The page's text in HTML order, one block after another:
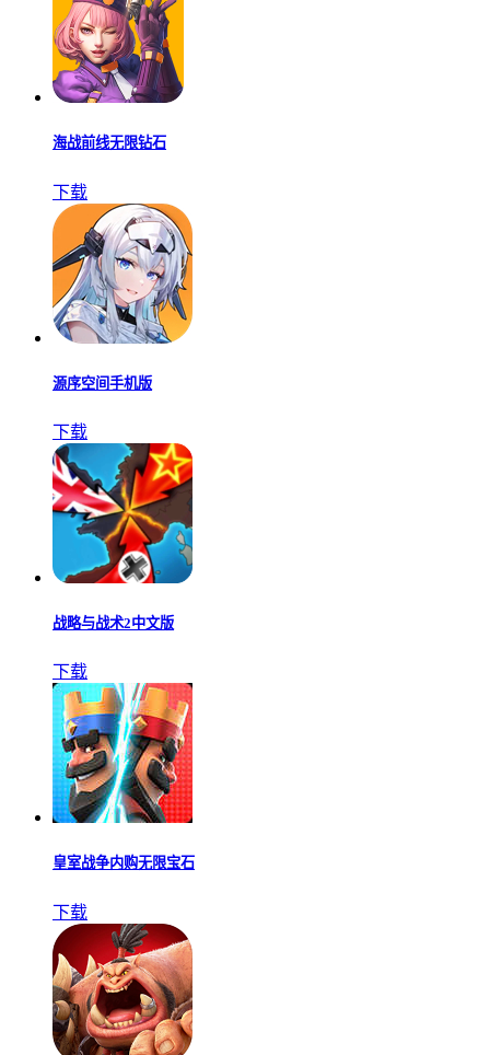
海战前线无限钻石
下载
源序空间手机版
下载
战略与战术2中文版
下载
皇室战争内购无限宝石
下载